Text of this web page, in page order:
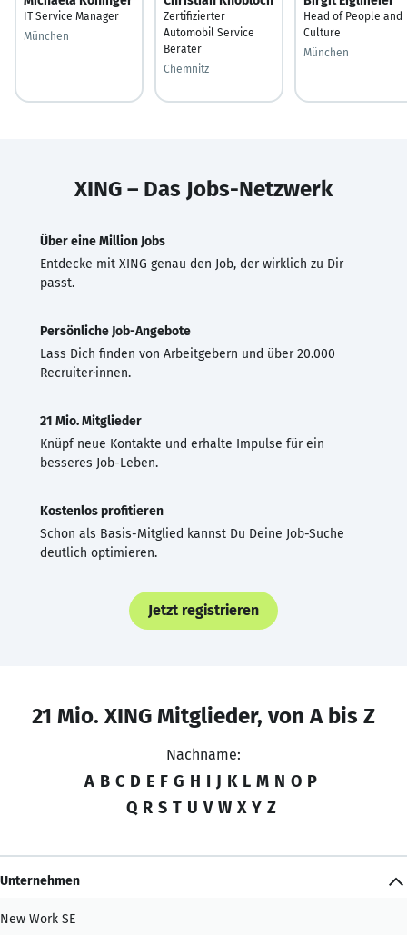
IT Service Manager
München
Zertifizierter
Automobil Service
Berater
Chemnitz
Head of People and
Culture
München
XING – Das Jobs-Netzwerk
Über eine Million Jobs
Entdecke mit XING genau den Job, der wirklich zu Dir
passt.
Persönliche Job-Angebote
Lass Dich finden von Arbeitgebern und über 20.000
Recruiter·innen.
21 Mio. Mitglieder
Knüpf neue Kontakte und erhalte Impulse für ein
besseres Job-Leben.
Kostenlos profitieren
Schon als Basis-Mitglied kannst Du Deine Job-Suche
deutlich optimieren.
Jetzt registrieren
21 Mio. XING Mitglieder, von A bis Z
Nachname:
A B C D E F G H I J K L M N O P
Q R S T U V W X Y Z
Unternehmen
New Work SE